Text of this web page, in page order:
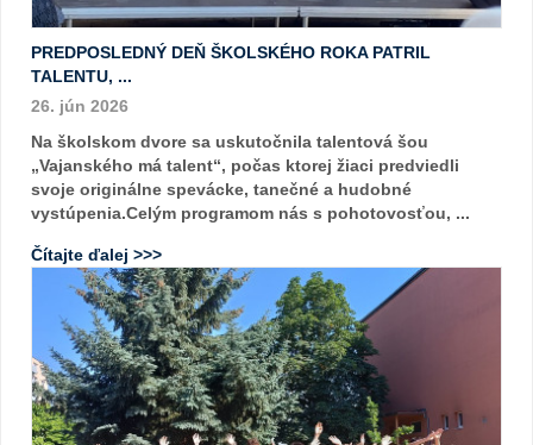
PREDPOSLEDNÝ DEŇ ŠKOLSKÉHO ROKA PATRIL
TALENTU, ...
26. jún 2026
Na školskom dvore sa uskutočnila talentová šou
„Vajanského má talent“, počas ktorej žiaci predviedli
svoje originálne spevácke, tanečné a hudobné
vystúpenia.Celým programom nás s pohotovosťou, ...
Čítajte ďalej >>>